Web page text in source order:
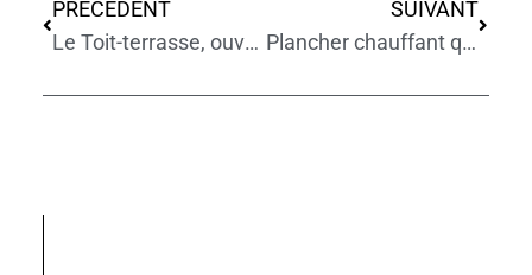
PRÉCÉDENT
Le Toit-terrasse, ouvrage ultra sensible ?
SUIVANT
Plancher chauffant qui fonctionne mal ?